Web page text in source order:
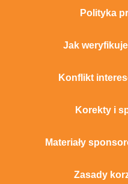
Polityka
Jak
Konflikt
Korekty i
Materiały
Zasady